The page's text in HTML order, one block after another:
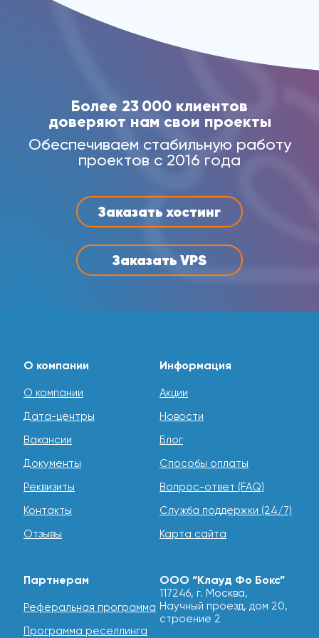
Заказать хостинг
Заказать VPS
Более 23 000 клиентов
доверяют нам свои проекты
Обеспечиваем стабильную работу
проектов с 2016 года
О компании
О компании
Дата-центры
Вакансии
Документы
Реквизиты
Контакты
Отзывы
Информация
Акции
Новости
Блог
Способы оплаты
Вопрос-ответ (FAQ)
Служба поддержки (24/7)
Карта сайта
Партнерам
Реферальная программа
Программа реселлинга
ООО “Клауд Фо Бокс”
117246, г. Москва,
Научный проезд, дом 20,
строение 2